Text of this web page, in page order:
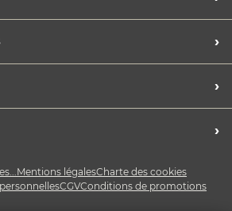
›
›
›
Mentions légalesCharte des cookies
CGVConditions de promotions